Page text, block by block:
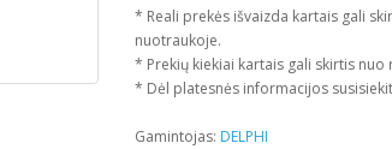
* Reali prekės išvaizda kartais gali
nuotraukoje.
* Prekių kiekiai kartais gali skirtis nuo
* Dėl platesnės informacijos
Gamintojas: DELPHI